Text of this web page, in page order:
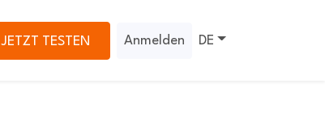
JETZT TESTEN Anmelden DE